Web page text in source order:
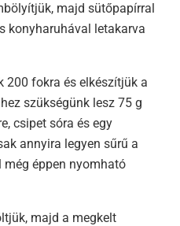
majd sütőpapírral
konyharuhával letakarva
200 fokra és elkészítjük a
szükségünk lesz 75 g
csipet sóra és egy
annyira legyen sűrű a
éppen nyomható
majd a megkelt